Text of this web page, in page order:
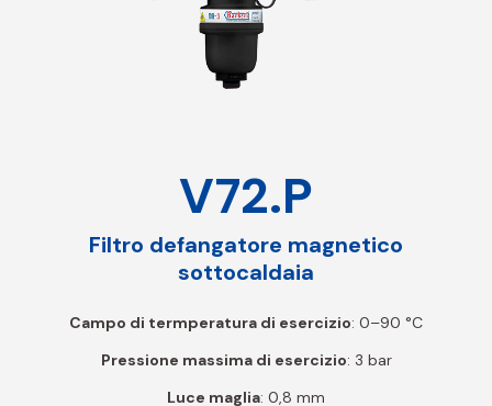
V72.P
Filtro defangatore magnetico
sottocaldaia
Campo di termperatura di esercizio: 0–90 °C
Pressione massima di esercizio: 3 bar
Luce maglia: 0,8 mm